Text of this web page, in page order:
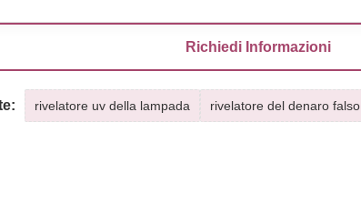
Richiedi Informazioni
rivelatore uv della lampada rivelatore del denaro falso